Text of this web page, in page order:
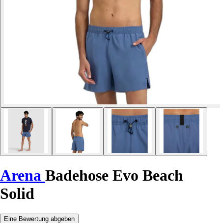
Arena Badehose Evo Beach
Solid
Eine Bewertung abgeben